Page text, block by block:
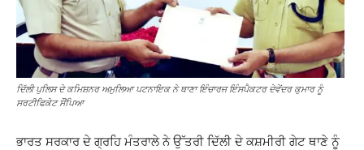
ਦਿੱਲੀ ਪੁਲਿਸ ਦੇ ਕਮਿਸ਼ਨਰ ਅਮੁਲਿਆ ਪਟਨਾਇਕ ਨੇ ਥਾਣਾ ਇੰਚਾਰਜ ਇੰਸਪੈਕਟਰ ਦੇਵੇਂਦਰ ਕੁਮਾਰ ਨੂੰ
ਸਰਟੀਫਿਕੇਟ ਸੌਂਪਿਆ
ਭਾਰਤ ਸਰਕਾਰ ਦੇ ਗ੍ਰਹਿ ਮੰਤਰਾਲੇ ਨੇ ਉੱਤਰੀ ਦਿੱਲੀ ਦੇ ਕਸ਼ਮੀਰੀ ਗੇਟ ਥਾਣੇ ਨੂੰ